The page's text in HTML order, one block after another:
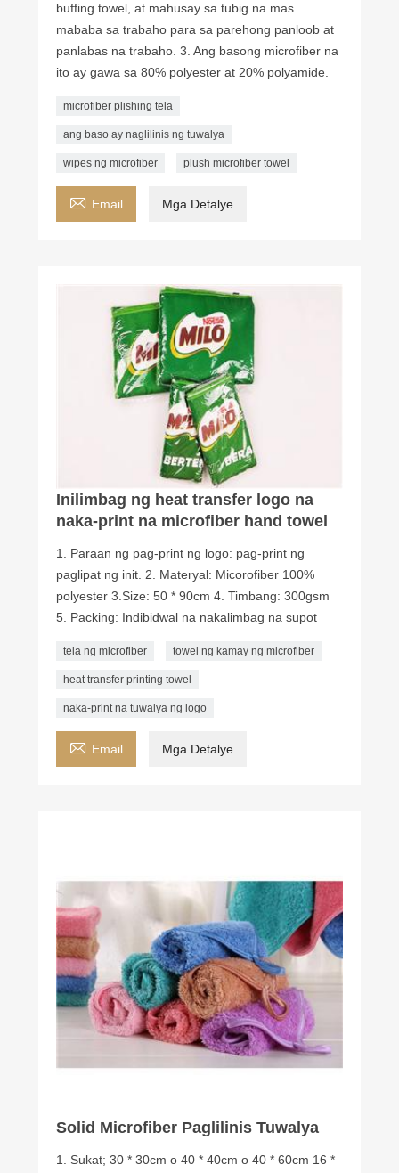
buffing towel, at mahusay sa tubig na mas
mababa sa trabaho para sa parehong panloob at
panlabas na trabaho. 3. Ang basong microfiber na
ito ay gawa sa 80% polyester at 20% polyamide.
microfiber plishing tela
ang baso ay naglilinis ng tuwalya
wipes ng microfiber plush microfiber towel
 Email Mga Detalye
Inilimbag ng heat transfer logo na
naka-print na microfiber hand towel
1. Paraan ng pag-print ng logo: pag-print ng
paglipat ng init. 2. Materyal: Micorofiber 100%
polyester 3.Size: 50 * 90cm 4. Timbang: 300gsm
5. Packing: Indibidwal na nakalimbag na supot
tela ng microfiber towel ng kamay ng microfiber
heat transfer printing towel
naka-print na tuwalya ng logo
 Email Mga Detalye
Solid Microfiber Paglilinis Tuwalya
1. Sukat; 30 * 30cm o 40 * 40cm o 40 * 60cm 16 *